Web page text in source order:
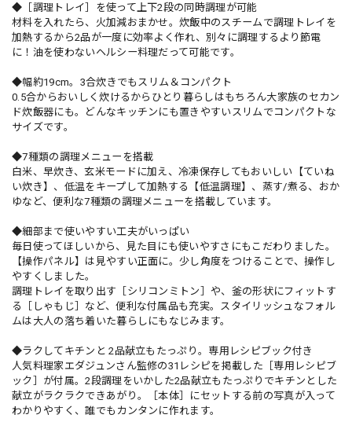
◆［調理トレイ］を使って上下2段の同時調理が可能
材料を入れたら、火加減おまかせ。炊飯中のスチームで調理トレイを
加熱するから2品が一度に効率よく作れ、別々に調理するより節電
に！油を使わないヘルシー料理だって可能です。
◆幅約19cm。3合炊きでもスリム＆コンパクト
0.5合からおいしく炊けるからひとり暮らしはもちろん大家族のセカン
ド炊飯器にも。どんなキッチンにも置きやすいスリムでコンパクトな
サイズです。
◆7種類の調理メニューを搭載
白米、早炊き、玄米モードに加え、冷凍保存してもおいしい【ていね
い炊き】、低温をキープして加熱する【低温調理】、蒸す/煮る、おか
ゆなど、便利な7種類の調理メニューを搭載しています。
◆細部まで使いやすい工夫がいっぱい
毎日使ってほしいから、見た目にも使いやすさにもこだわりました。
【操作パネル】は見やすい正面に。少し角度をつけることで、操作し
やすくしました。
調理トレイを取り出す［シリコンミトン］や、釜の形状にフィットす
る［しゃもじ］など、便利な付属品も充実。スタイリッシュなフォル
ムは大人の落ち着いた暮らしにもなじみます。
◆ラクしてキチンと 2品献立もたっぷり。専用レシピブック付き
人気料理家エダジュンさん監修の31レシピを掲載した［専用レシピブ
ック］が付属。2段調理をいかした2品献立もたっぷりでキチンとした
献立がラクラクできあがり。［本体］にセットする前の写真が入って
わかりやすく、誰でもカンタンに作れます。